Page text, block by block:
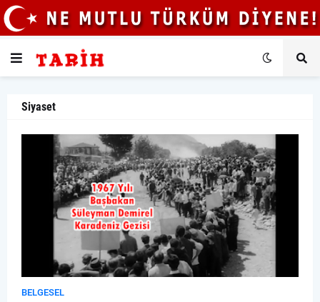
Siyaset
BELGESEL